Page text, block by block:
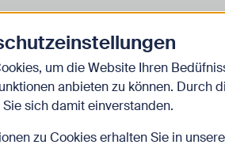
um die Website Ihren
anbieten zu können. Durch
sich damit einverstanden.
zu Cookies erhalten Sie in